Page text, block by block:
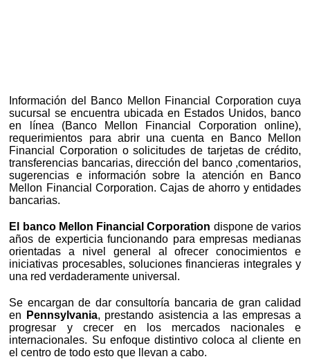
Información del Banco Mellon Financial Corporation cuya
sucursal se encuentra ubicada en Estados Unidos, banco
en línea (Banco Mellon Financial Corporation online),
requerimientos para abrir una cuenta en Banco Mellon
Financial Corporation o solicitudes de tarjetas de crédito,
transferencias bancarias, dirección del banco ,comentarios,
sugerencias e información sobre la atención en Banco
Mellon Financial Corporation. Cajas de ahorro y entidades
bancarias.
El banco Mellon Financial Corporation dispone de varios
años de experticia funcionando para empresas medianas
orientadas a nivel general al ofrecer conocimientos e
iniciativas procesables, soluciones financieras integrales y
una red verdaderamente universal.
Se encargan de dar consultoría bancaria de gran calidad
en
Pennsylvania, prestando asistencia a las empresas a
progresar y crecer en los mercados nacionales e
internacionales. Su enfoque distintivo coloca al cliente en
el centro de todo esto que llevan a cabo.